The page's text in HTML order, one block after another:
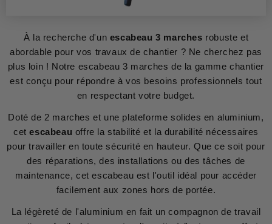
À la recherche d'un escabeau 3 marches robuste et
abordable pour vos travaux de chantier ? Ne cherchez pas
plus loin ! Notre escabeau 3 marches de la gamme chantier
est conçu pour répondre à vos besoins professionnels tout
en respectant votre budget.
Doté de 2 marches et une plateforme solides en aluminium,
cetescabeau offre la stabilité et la durabilité nécessaires
pour travailler en toute sécurité en hauteur. Que ce soit pour
des réparations, des installations ou des tâches de
maintenance, cet escabeau est l'outil idéal pour accéder
facilement aux zones hors de portée.
La légèreté de l'aluminium en fait un compagnon de travail